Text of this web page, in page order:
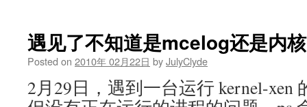
遇见了不知道是mcelog还是内
Posted on 2010年 02月22日 byJulyClyde
2月29日，遇到一台运行 kernel-xen